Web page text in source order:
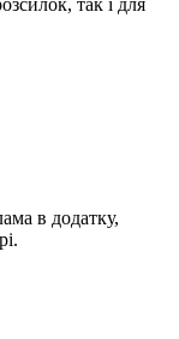
так і для
в додатку,